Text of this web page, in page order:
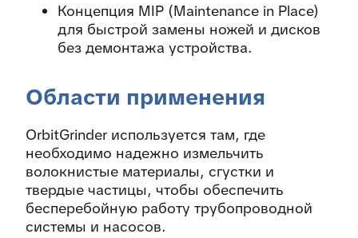
Концепция MIP (Maintenance in Place)
для быстрой замены ножей и дисков
без демонтажа устройства.
Области применения
OrbitGrinder используется там, где
необходимо надежно измельчить
волокнистые материалы, сгустки и
твердые частицы, чтобы обеспечить
бесперебойную работу трубопроводной
системы и насосов.